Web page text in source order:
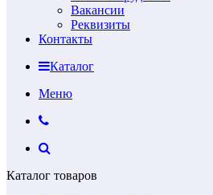
Вакансии
Реквизиты
Контакты
Каталог
Меню
Каталог товаров